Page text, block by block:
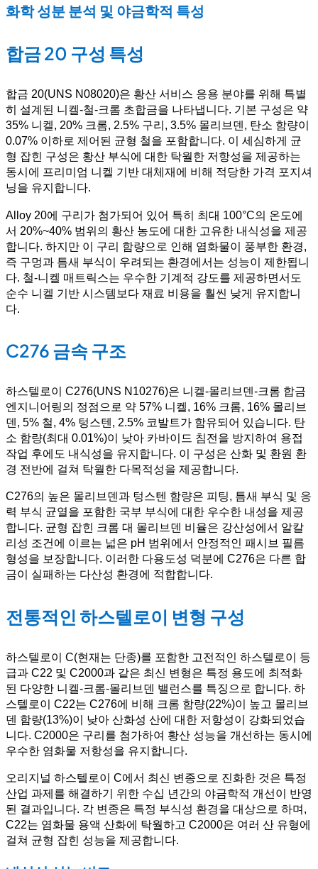
화학 성분 분석 및 야금학적 특성
합금 20 구성 특성
합금 20(UNS N08020)은 황산 서비스 응용 분야를 위해 특별
히 설계된 니켈-철-크롬 초합금을 나타냅니다. 기본 구성은 약
35% 니켈, 20% 크롬, 2.5% 구리, 3.5% 몰리브덴, 탄소 함량이
0.07% 이하로 제어된 균형 철을 포함합니다. 이 세심하게 균
형 잡힌 구성은 황산 부식에 대한 탁월한 저항성을 제공하는
동시에 프리미엄 니켈 기반 대체재에 비해 적당한 가격 포지셔
닝을 유지합니다.
Alloy 20에 구리가 첨가되어 있어 특히 최대 100°C의 온도에
서 20%~40% 범위의 황산 농도에 대한 고유한 내식성을 제공
합니다. 하지만 이 구리 함량으로 인해 염화물이 풍부한 환경,
즉 구멍과 틈새 부식이 우려되는 환경에서는 성능이 제한됩니
다. 철-니켈 매트릭스는 우수한 기계적 강도를 제공하면서도
순수 니켈 기반 시스템보다 재료 비용을 훨씬 낮게 유지합니
다.
C276 금속 구조
하스텔로이 C276(UNS N10276)은 니켈-몰리브덴-크롬 합금
엔지니어링의 정점으로 약 57% 니켈, 16% 크롬, 16% 몰리브
덴, 5% 철, 4% 텅스텐, 2.5% 코발트가 함유되어 있습니다. 탄
소 함량(최대 0.01%)이 낮아 카바이드 침전을 방지하여 용접
작업 후에도 내식성을 유지합니다. 이 구성은 산화 및 환원 환
경 전반에 걸쳐 탁월한 다목적성을 제공합니다.
C276의 높은 몰리브덴과 텅스텐 함량은 피팅, 틈새 부식 및 응
력 부식 균열을 포함한 국부 부식에 대한 우수한 내성을 제공
합니다. 균형 잡힌 크롬 대 몰리브덴 비율은 강산성에서 알칼
리성 조건에 이르는 넓은 pH 범위에서 안정적인 패시브 필름
형성을 보장합니다. 이러한 다용도성 덕분에 C276은 다른 합
금이 실패하는 다산성 환경에 적합합니다.
전통적인 하스텔로이 변형 구성
하스텔로이 C(현재는 단종)를 포함한 고전적인 하스텔로이 등
급과 C22 및 C2000과 같은 최신 변형은 특정 용도에 최적화
된 다양한 니켈-크롬-몰리브덴 밸런스를 특징으로 합니다. 하
스텔로이 C22는 C276에 비해 크롬 함량(22%)이 높고 몰리브
덴 함량(13%)이 낮아 산화성 산에 대한 저항성이 강화되었습
니다. C2000은 구리를 첨가하여 황산 성능을 개선하는 동시에
우수한 염화물 저항성을 유지합니다.
오리지널 하스텔로이 C에서 최신 변종으로 진화한 것은 특정
산업 과제를 해결하기 위한 수십 년간의 야금학적 개선이 반영
된 결과입니다. 각 변종은 특정 부식성 환경을 대상으로 하며,
C22는 염화물 용액 산화에 탁월하고 C2000은 여러 산 유형에
걸쳐 균형 잡힌 성능을 제공합니다.